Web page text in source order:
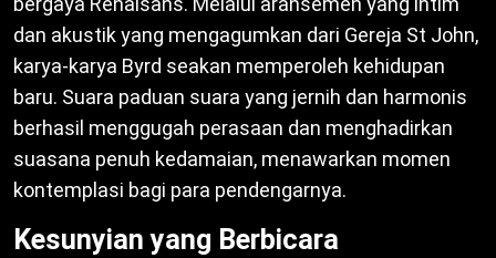
dan akustik yang mengagumkan dari Gereja St John,
karya-karya Byrd seakan memperoleh kehidupan
baru. Suara paduan suara yang jernih dan harmonis
berhasil menggugah perasaan dan menghadirkan
suasana penuh kedamaian, menawarkan momen
kontemplasi bagi para pendengarnya.
Kesunyian yang Berbicara